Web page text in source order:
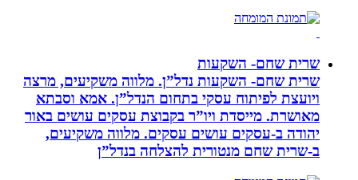
שרית שחם- השקעות
שרית שחם- השקעות נדל”ן. מלווה משקיעים, מרצה
ויועצת לפיתוח עסקי בתחום הנדל”ן. אמא וסבתא
מאושרת. ‏מייסדת ויו”ר בקבוצת עסקים עושים באור
יהודה‏ ב-‏עסקים עושים עסקים‏. ‏מלווה משקיעים,
ב-‏שרית שחם מנטורית להצלחה בנדל”ן‏